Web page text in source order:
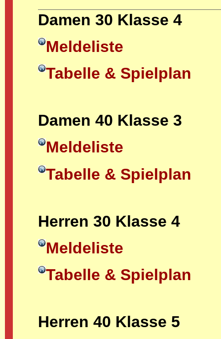
Damen 30 Klasse 4
Meldeliste
Tabelle & Spielplan
Damen 40 Klasse 3
Meldeliste
Tabelle & Spielplan
Herren 30 Klasse 4
Meldeliste
Tabelle & Spielplan
Herren 40 Klasse 5